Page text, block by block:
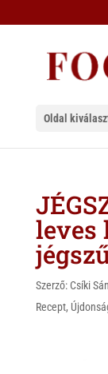
Oldal
leves
Szerző: Csíki
Recept,